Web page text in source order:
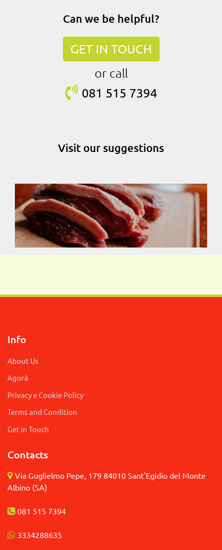
Can we be helpful?
GET IN TOUCH
or call
081 515 7394
Visit our suggestions
Info
About Us
Agorà
Privacy e Cookie Policy
Terms and Condition
Get in Touch
Contacts
Via Guglielmo Pepe, 179 84010 Sant'Egidio del Monte
Albino (SA)
081 515 7394
3334288635